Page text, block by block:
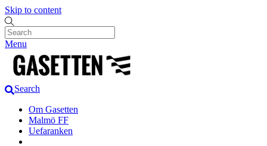
Skip to content
Menu
Search
Om Gasetten
Malmö FF
Uefaranken